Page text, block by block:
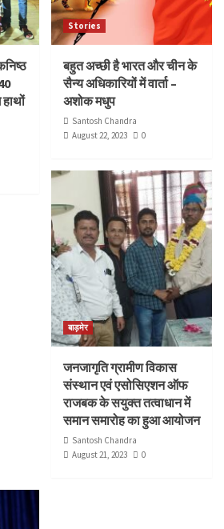
Stories
बहुत अच्छी है भारत और चीन के
सैन्य अधिकारियों में वार्ता –
अशोक मधुप
Santosh Chandra
August 22, 2023
0
बाड़मेर
जनजागृति ग्रामीण विकास
संस्थान एवं एसोसिएशन ऑफ
राजबक के सयुक्त तत्वाधान में
समान समारोह का हुआ आयोजन
Santosh Chandra
August 21, 2023
0